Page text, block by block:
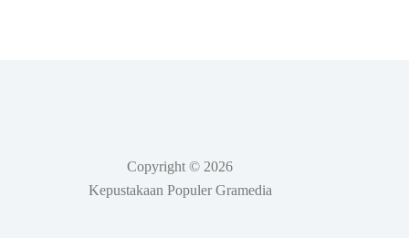
Copyright © 2026
Kepustakaan Populer Gramedia